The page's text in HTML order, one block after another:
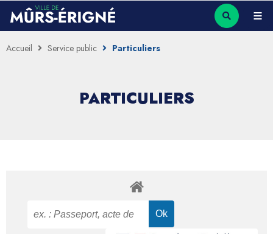
Accueil Service public Particuliers
PARTICULIERS